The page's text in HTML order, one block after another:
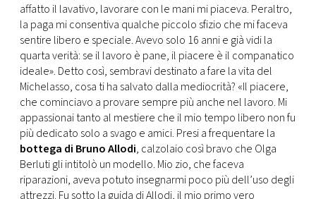
affatto il lavativo, lavorare con le mani mi piaceva. Peraltro,
la paga mi consentiva qualche piccolo sfizio che mi faceva
sentire libero e speciale. Avevo solo 16 anni e già vidi la
quarta verità: se il lavoro è pane, il piacere è il companatico
ideale». Detto così, sembravi destinato a fare la vita del
Michelasso, cosa ti ha salvato dalla mediocrità? «Il piacere,
che cominciavo a provare sempre più anche nel lavoro. Mi
appassionai tanto al mestiere che il mio tempo libero non fu
più dedicato solo a svago e amici. Presi a frequentare la
bottega di Bruno Allodi, calzolaio così bravo che Olga
Berluti gli intitolò un modello. Mio zio, che faceva
riparazioni, aveva potuto insegnarmi poco più dell’uso degli
attrezzi. Fu sotto la guida di Allodi, il mio primo vero